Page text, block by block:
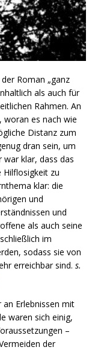
Roman „ganz
als auch für
Rahmen. An
woran es nach wie
Distanz zum
dran sein, um
klar, dass das
zu
klar: die
und
und
als auch seine
im
sodass sie von
erreichbar sind. s.
Erlebnissen mit
waren sich einig,
–
der